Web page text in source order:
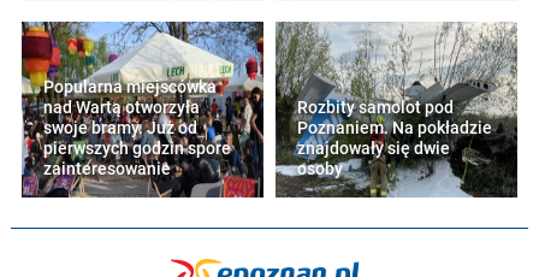
Popularna miejscówka
nad Wartą otworzyła
swoje bramy. Już od
pierwszych godzin spore
zainteresowanie
Rozbity samolot pod
Poznaniem. Na pokładzie
znajdowały się dwie
osoby